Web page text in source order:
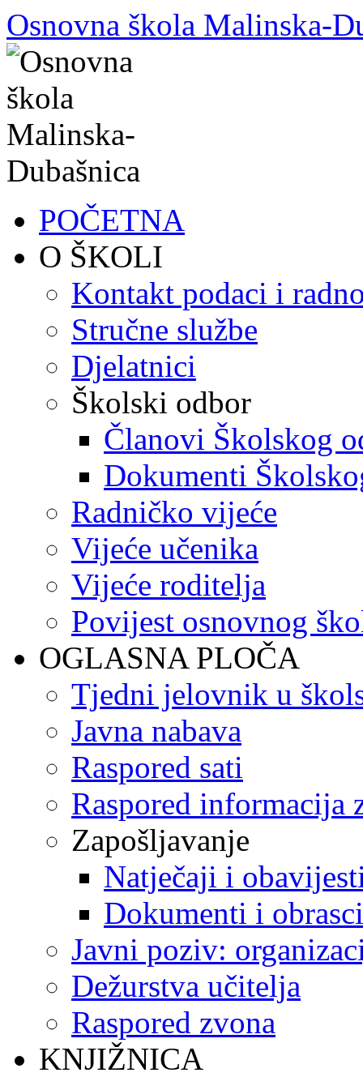
Skoči
do
sadržaja
Osnovna škola Malinska-
POČETNA
O ŠKOLI
Kontakt podaci i
Stručne službe
Djelatnici
Školski odbor
Članovi Školskog
Dokumenti
Radničko vijeće
Vijeće učenika
Vijeće roditelja
Povijest osnovnog
OGLASNA PLOČA
Tjedni jelovnik u
Javna nabava
Raspored sati
Raspored informacija
Zapošljavanje
Natječaji i
Dokumenti i obrasci
Javni poziv:
Dežurstva učitelja
Raspored zvona
KNJIŽNICA